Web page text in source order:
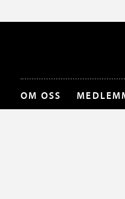
OM OSS